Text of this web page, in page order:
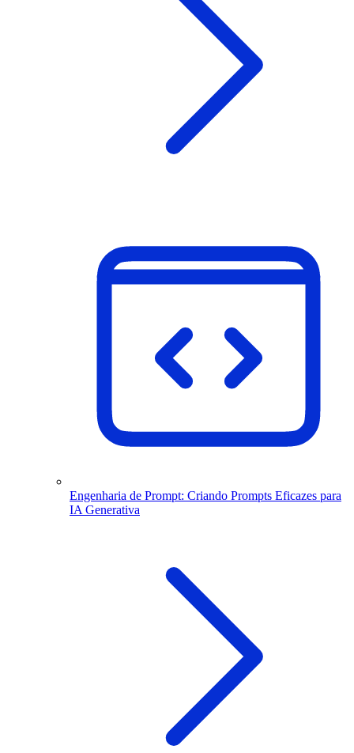
Engenharia de Prompt: Criando Prompts Eficazes para
IA Generativa